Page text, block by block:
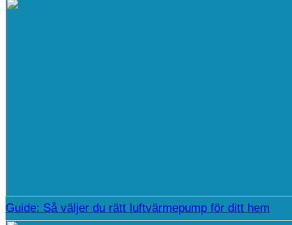
Guide: Så väljer du rätt luftvärmepump för ditt hem